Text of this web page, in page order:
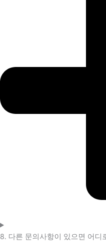
8. 다른 문의사항이 있으면 어디